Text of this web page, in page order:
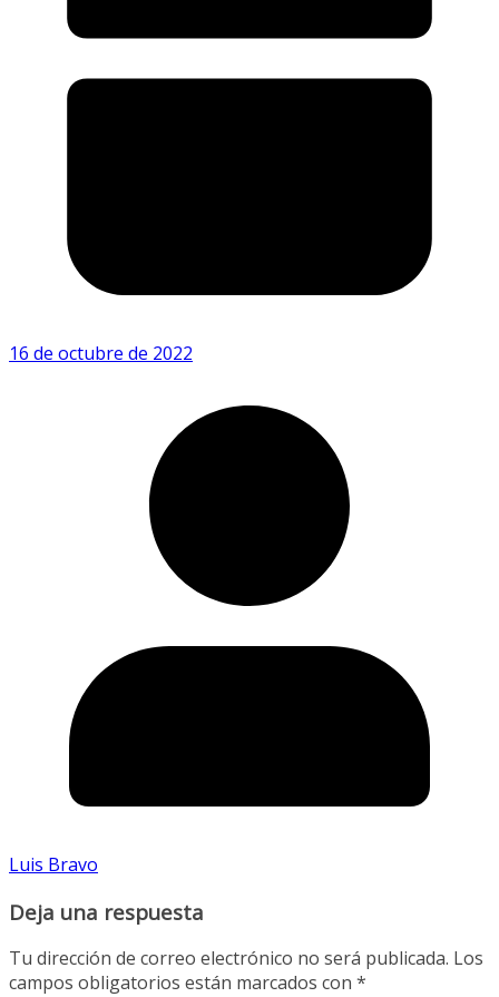
16 de octubre de 2022
Luis Bravo
Deja una respuesta
Tu dirección de correo electrónico no será publicada. Los
campos obligatorios están marcados con *